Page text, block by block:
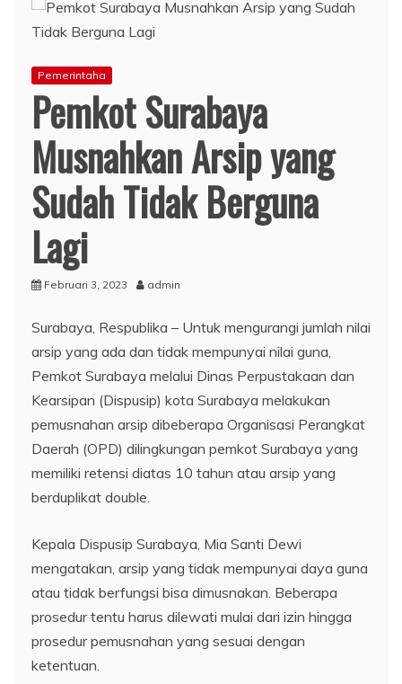
Pemerintaha
Pemkot Surabaya
Musnahkan Arsip yang
Sudah Tidak Berguna
Lagi
Februari 3, 2023 admin
Surabaya, Respublika – Untuk mengurangi jumlah nilai
arsip yang ada dan tidak mempunyai nilai guna,
Pemkot Surabaya melalui Dinas Perpustakaan dan
Kearsipan (Dispusip) kota Surabaya melakukan
pemusnahan arsip dibeberapa Organisasi Perangkat
Daerah (OPD) dilingkungan pemkot Surabaya yang
memiliki retensi diatas 10 tahun atau arsip yang
berduplikat double.
Kepala Dispusip Surabaya, Mia Santi Dewi
mengatakan, arsip yang tidak mempunyai daya guna
atau tidak berfungsi bisa dimusnakan. Beberapa
prosedur tentu harus dilewati mulai dari izin hingga
prosedur pemusnahan yang sesuai dengan
ketentuan.